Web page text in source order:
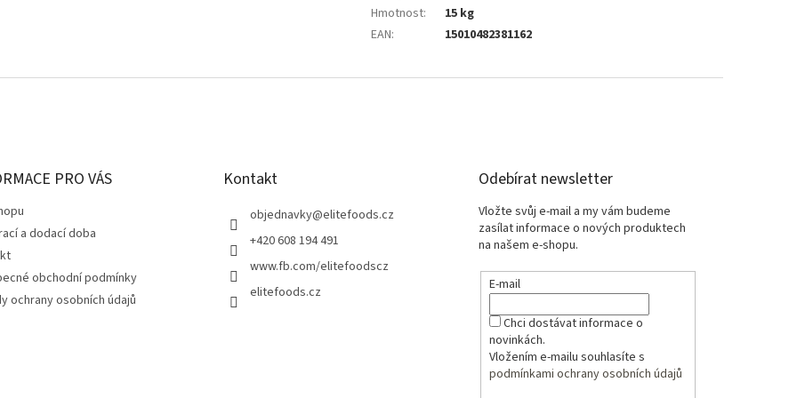
Hmotnost:
15 kg
EAN: 15010482381162
PRO VÁS
a dodací doba
obchodní podmínky
ochrany osobních údajů
Kontakt
objednavky@elitefoods.cz
+420 608 194 491
www.fb.com/elitefoodscz
elitefoods.cz
Odebírat newsletter
Vložte svůj e-mail a my vám budeme
zasílat informace o nových produktech
na našem e-shopu.
E-mail
Chci dostávat informace o
novinkách.
Vložením e-mailu souhlasíte s
podmínkami ochrany osobních údajů